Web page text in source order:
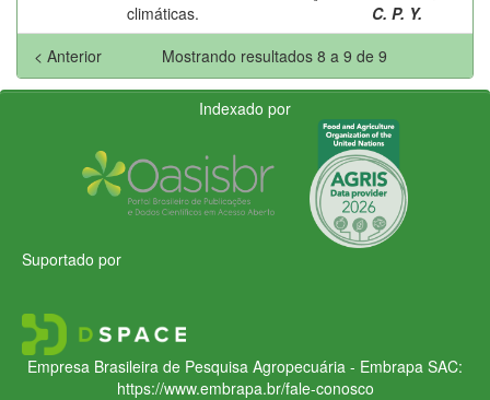
climáticas.
C. P. Y.
Mostrando resultados 8 a 9 de 9
< Anterior
Indexado por
Suportado por
Empresa Brasileira de Pesquisa Agropecuária - Embrapa SAC:
https://www.embrapa.br/fale-conosco